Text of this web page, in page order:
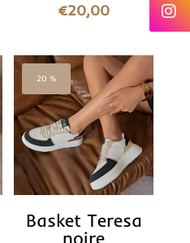
€20,00
20 %
Basket Teresa
noire